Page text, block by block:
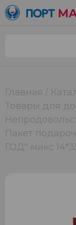
Главная
Товары для
Пакет
ГОД" микс